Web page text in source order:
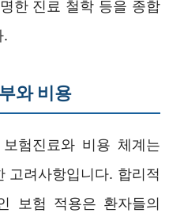
한 진료 철학 등을 종합
.
와 비용
험진료와 비용 체계는
고려사항입니다. 합리적
보험 적용은 환자들의